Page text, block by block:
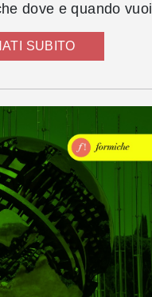
dove e quando vuoi
SUBITO